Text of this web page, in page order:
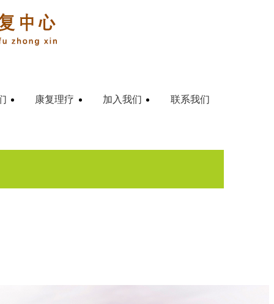
康复理疗 加入我们 联系我们